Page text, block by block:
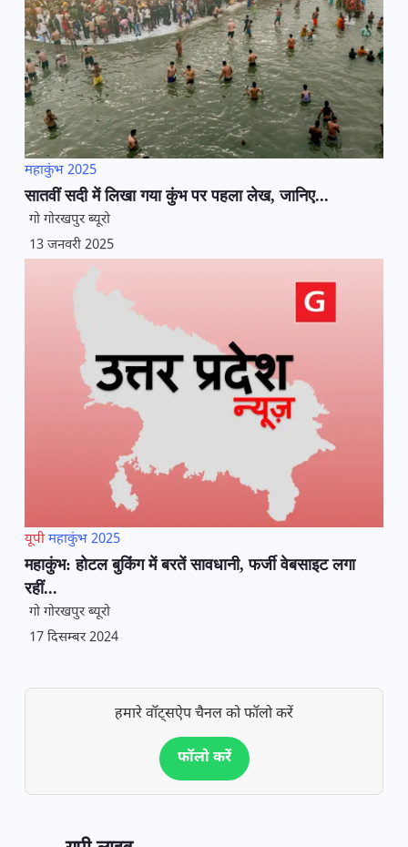
महाकुंभ 2025
सातवीं सदी में लिखा गया कुंभ पर पहला लेख, जानिए...
गो गोरखपुर ब्यूरो
13 जनवरी 2025
यूपी महाकुंभ 2025
महाकुंभ: होटल बुकिंग में बरतें सावधानी, फर्जी वेबसाइट लगा
रहीं...
गो गोरखपुर ब्यूरो
17 दिसम्बर 2024
हमारे वॉट्सऐप चैनल को फॉलो करें
फॉलो करें